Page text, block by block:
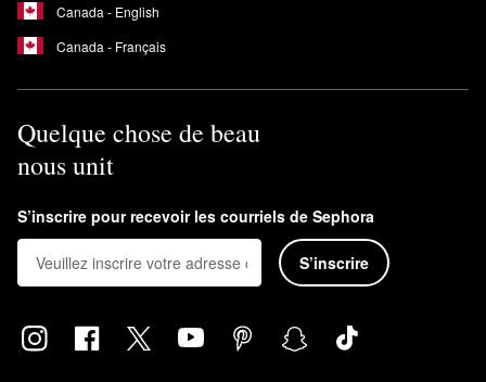
Canada - English
Canada - Français
Quelque chose de beau
nous unit
S’inscrire pour recevoir les courriels de Sephora
S’inscrire